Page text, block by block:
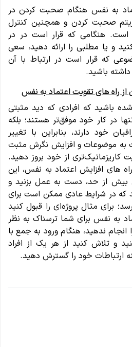
به نفس هنگام صحبت کردن در
صحبت کردن و همچنین کنترل
است. هنگامی که قرار است در در
و یا مطلبی را ارائه دهید، سعی
که قرار است در ارتباط با آن
باشید.
راه های تقویت اعتماد به نفس
باشید که افرادی که دید مثبتی
در کار خود موفق‌تر هستند؛ بلکه
خود دارند، بنابراین با تغییر
به موضوعات و افزایش نگرش مثبت
کاریزماتیک‌تری از خود بروز دهید.
های افزایش اعتماد به نفس، این
بیش از حد، دست به عمل بزنید و
که در شرایط عادی ممکن است برای
برای مثال پروژه‌ای را قبول کنید
به نفس برای شما ترسناک به نظر
ندهید، هنگام ورود به جمع با
و تلاش کنید از هر یک از افراد
ارتباطات خود را گسترش دهید.